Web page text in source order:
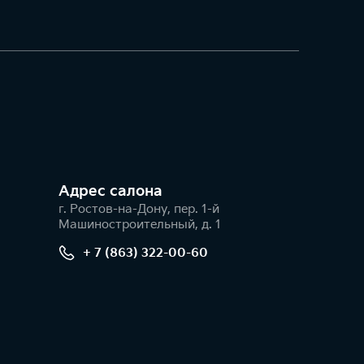
Адрес салонa
г. Ростов-на-Дону, пер. 1-й
Машиностроительный, д. 1
+ 7 (863) 322-00-60